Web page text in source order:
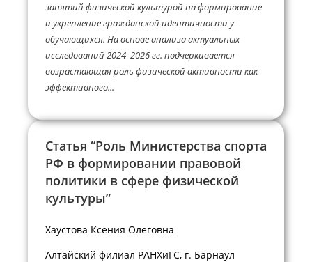
занятий физической культурой на формирование
и укрепление гражданской идентичности у
обучающихся. На основе анализа актуальных
исследований 2024–2026 гг. подчеркивается
возрастающая роль физической активности как
эффективного...
Статья “Роль Министерства спорта
РФ в формировании правовой
политики в сфере физической
культуры”
Хаустова Ксения Олеговна
Алтайский филиал РАНХиГС, г. Барнаул